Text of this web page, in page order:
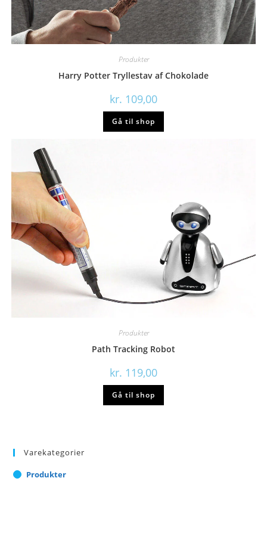
Produkter
Harry Potter Tryllestav af Chokolade
kr. 109,00
Gå til shop
Produkter
Path Tracking Robot
kr. 119,00
Gå til shop
Varekategorier
Produkter